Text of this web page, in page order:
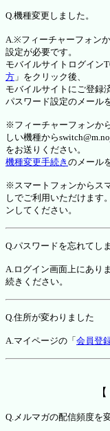
Q.機種変更しました。
A.※フィーチャーフォン
設定が必要です。
モバイルサイトログイン
方 」をクリック後、
モバイルサイトにご登録
パスワード設定のメール
※フィーチャーフォンか
しい機種から
をお送りください。
機種変更手続き のメール
※スマートフォンからス
しでご利用いただけます
ンしてください。
Q.パスワードを忘れてし
A.ログイン画面上にあり
続きください。
Q.住所が変わりました
A.マイページの「 会員登
Q.メルマガの配信頻度を